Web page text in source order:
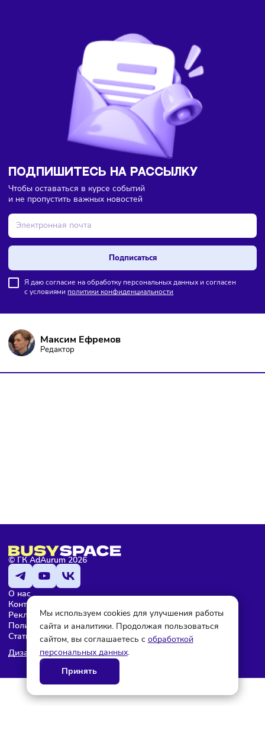
Тренды 06/08/2026/ 8:45
Большинство россиян перешло на электронные чеки
ПОДПИШИТЕСЬ НА РАССЫЛКУ
Чтобы оставаться в курсе событий
и не пропустить важных новостей